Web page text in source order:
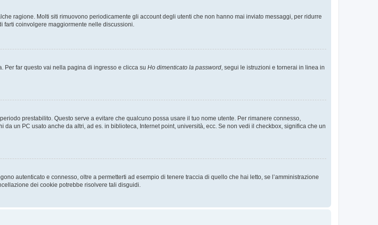
ragione. Molti siti rimuovono periodicamente gli account degli utenti che non hanno mai inviato messaggi, per ridurre
farti coinvolgere maggiormente nelle discussioni.
Per far questo vai nella pagina di ingresso e clicca su Ho dimenticato la password , segui le istruzioni e tornerai in linea in
prestabilito. Questo serve a evitare che qualcuno possa usare il tuo nome utente. Per rimanere connesso,
un PC usato anche da altri, ad es. in biblioteca, Internet point, università, ecc. Se non vedi il checkbox, significa che un
autenticato e connesso, oltre a permetterti ad esempio di tenere traccia di quello che hai letto, se l’amministrazione
dei cookie potrebbe risolvere tali disguidi.